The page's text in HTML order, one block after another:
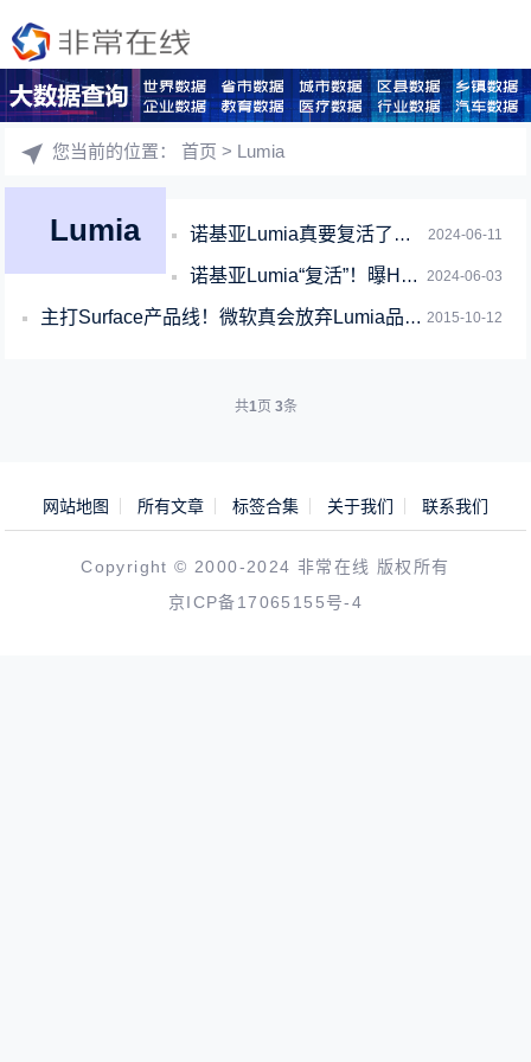
您当前的位置：首页 > Lumia
Lumia 2024-06-11
诺基亚Lumia真要复活了！HMD复刻机型将印Nokia标志
2024-06-03
诺基亚Lumia“复活”！曝HMD正复刻Lumia手机：经典设计回归
2015-10-12
主打Surface产品线！微软真会放弃Lumia品牌？
共1页 3条
网站地图 所有文章 标签合集 关于我们 联系我们
Copyright © 2000-2024 非常在线 版权所有
京ICP备17065155号-4